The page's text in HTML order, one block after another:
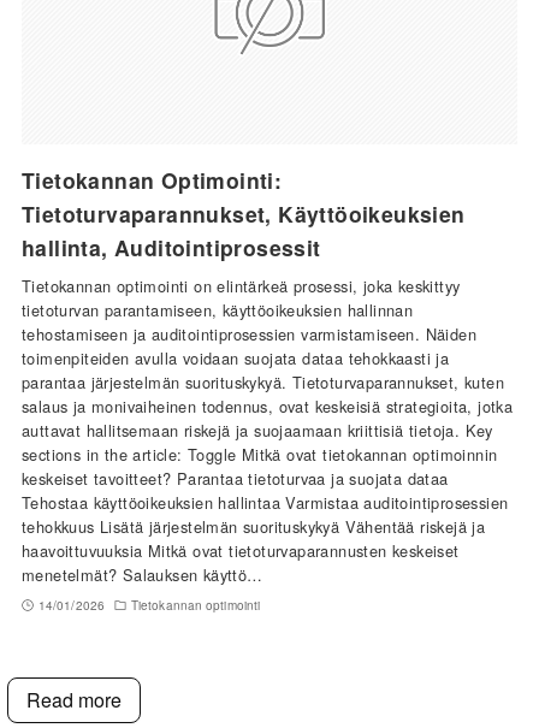
Tietokannan Optimointi:
Tietoturvaparannukset, Käyttöoikeuksien
hallinta, Auditointiprosessit
Tietokannan optimointi on elintärkeä prosessi, joka keskittyy
tietoturvan parantamiseen, käyttöoikeuksien hallinnan
tehostamiseen ja auditointiprosessien varmistamiseen. Näiden
toimenpiteiden avulla voidaan suojata dataa tehokkaasti ja
parantaa järjestelmän suorituskykyä. Tietoturvaparannukset, kuten
salaus ja monivaiheinen todennus, ovat keskeisiä strategioita, jotka
auttavat hallitsemaan riskejä ja suojaamaan kriittisiä tietoja. Key
sections in the article: Toggle Mitkä ovat tietokannan optimoinnin
keskeiset tavoitteet? Parantaa tietoturvaa ja suojata dataa
Tehostaa käyttöoikeuksien hallintaa Varmistaa auditointiprosessien
tehokkuus Lisätä järjestelmän suorituskykyä Vähentää riskejä ja
haavoittuvuuksia Mitkä ovat tietoturvaparannusten keskeiset
menetelmät? Salauksen käyttö…
14/01/2026 Tietokannan optimointi
Read more